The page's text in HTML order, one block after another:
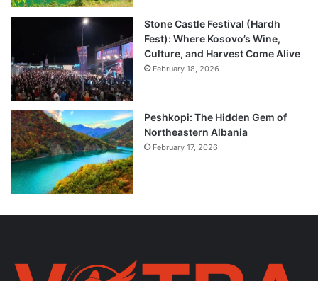
Stone Castle Festival (Hardh
Fest): Where Kosovo’s Wine,
Culture, and Harvest Come Alive
February 18, 2026
Peshkopi: The Hidden Gem of
Northeastern Albania
February 17, 2026